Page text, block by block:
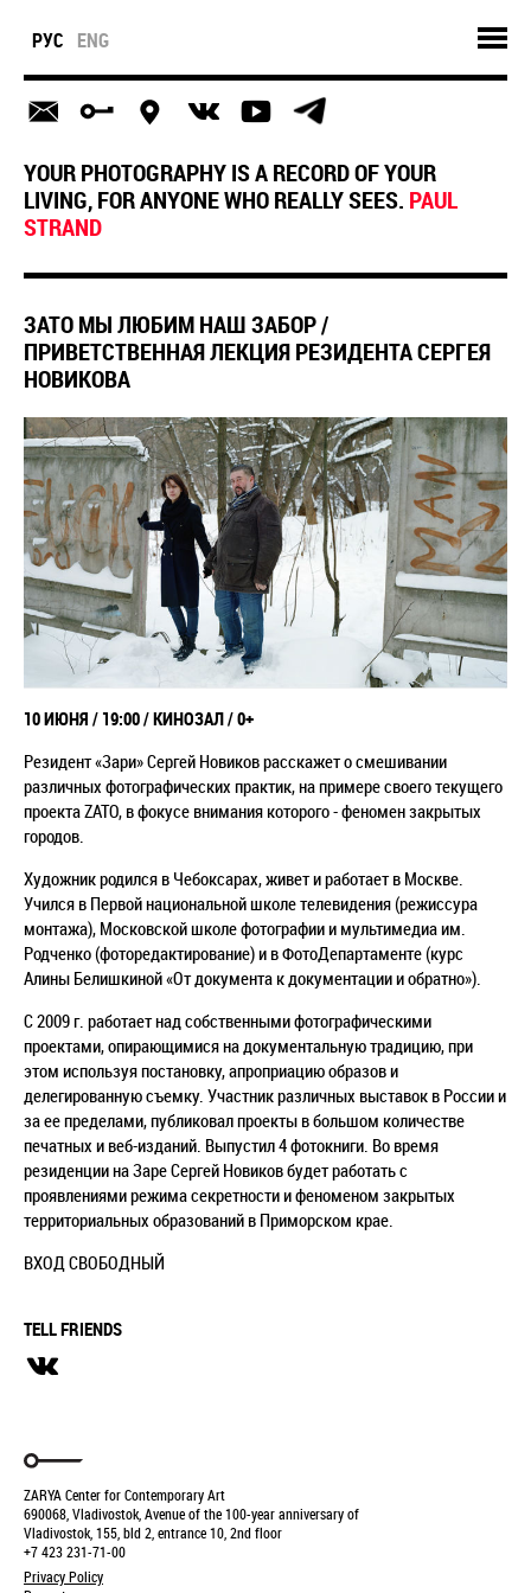
РУС ENG
YOUR PHOTOGRAPHY IS A RECORD OF YOUR
LIVING, FOR ANYONE WHO REALLY SEES. PAUL
STRAND
ЗАТО МЫ ЛЮБИМ НАШ ЗАБОР /
ПРИВЕТСТВЕННАЯ ЛЕКЦИЯ РЕЗИДЕНТА СЕРГЕЯ
НОВИКОВА
10 ИЮНЯ / 19:00 / КИНОЗАЛ / 0+
Резидент «Зари» Сергей Новиков расскажет о смешивании
различных фотографических практик, на примере своего текущего
проекта ZATO, в фокусе внимания которого - феномен закрытых
городов.
Художник родился в Чебоксарах, живет и работает в Москве.
Учился в Первой национальной школе телевидения (режиссура
монтажа), Московской школе фотографии и мультимедиа им.
Родченко (фоторедактирование) и в ФотоДепартаменте (курс
Алины Белишкиной «От документа к документации и обратно»).
C 2009 г. работает над собственными фотографическими
проектами, опирающимися на документальную традицию, при
этом используя постановку, апроприацию образов и
делегированную съемку. Участник различных выставок в России и
за ее пределами, публиковал проекты в большом количестве
печатных и веб-изданий. Выпустил 4 фотокниги. Во время
резиденции на Заре Сергей Новиков будет работать с
проявлениями режима секретности и феноменом закрытых
территориальных образований в Приморском крае.
ВХОД СВОБОДНЫЙ
TELL FRIENDS
ZARYA Center for Contemporary Art
690068, Vladivostok, Avenue of the 100-year anniversary of
Vladivostok, 155, bld 2, entrance 10, 2nd floor
+7 423 231-71-00
Privacy Policy